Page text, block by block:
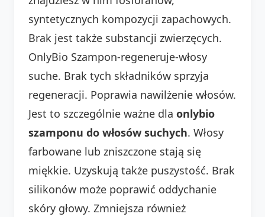
syntetycznych kompozycji zapachowych.
Brak jest także substancji zwierzęcych.
OnlyBio Szampon-regeneruje-włosy
suche. Brak tych składników sprzyja
regeneracji. Poprawia nawilżenie włosów.
Jest to szczególnie ważne dla onlybio
szamponu do włosów suchych. Włosy
farbowane lub zniszczone stają się
miękkie. Uzyskują także puszystość. Brak
silikonów może poprawić oddychanie
skóry głowy. Zmniejsza również